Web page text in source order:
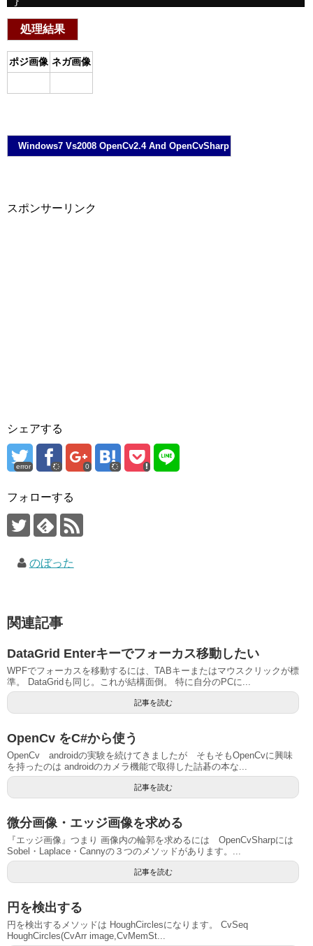
処理結果
ポジ画像 ネガ画像
Windows7 Vs2008 OpenCv2.4 And OpenCvSharp
スポンサーリンク
シェアする
error 0
フォローする
のぼった
関連記事
DataGrid Enterキーでフォーカス移動したい
WPFでフォーカスを移動するには、TABキーまたはマウスクリックが標
準。 DataGridも同じ。これが結構面倒。 特に自分のPCに...
記事を読む
OpenCv をC#から使う
OpenCv androidの実験を続けてきましたが そもそもOpenCvに興味
を持ったのは androidのカメラ機能で取得した詰碁の本な...
記事を読む
微分画像・エッジ画像を求める
『エッジ画像』つまり 画像内の輪郭を求めるには OpenCvSharpには
Sobel・Laplace・Cannyの３つのメソッドがあります。...
記事を読む
円を検出する
円を検出するメソッドは HoughCirclesになります。 CvSeq
HoughCircles(CvArr image,CvMemSt...